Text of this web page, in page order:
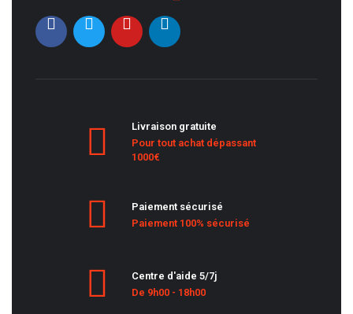
Livraison gratuite
Pour tout achat dépassant
1000€
Paiement sécurisé
Paiement 100% sécurisé
Centre d'aide 5/7j
De 9h00 - 18h00